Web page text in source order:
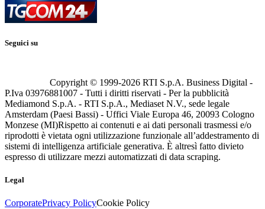
Seguici su
Copyright © 1999-2026 RTI S.p.A. Business Digital -
P.Iva 03976881007 - Tutti i diritti riservati - Per la pubblicità
Mediamond S.p.A. - RTI S.p.A., Mediaset N.V., sede legale
Amsterdam (Paesi Bassi) - Uffici Viale Europa 46, 20093 Cologno
Monzese (MI)Rispetto ai contenuti e ai dati personali trasmessi e/o
riprodotti è vietata ogni utilizzazione funzionale all’addestramento di
sistemi di intelligenza artificiale generativa. È altresì fatto divieto
espresso di utilizzare mezzi automatizzati di data scraping.
Legal
CorporatePrivacy PolicyCookie Policy